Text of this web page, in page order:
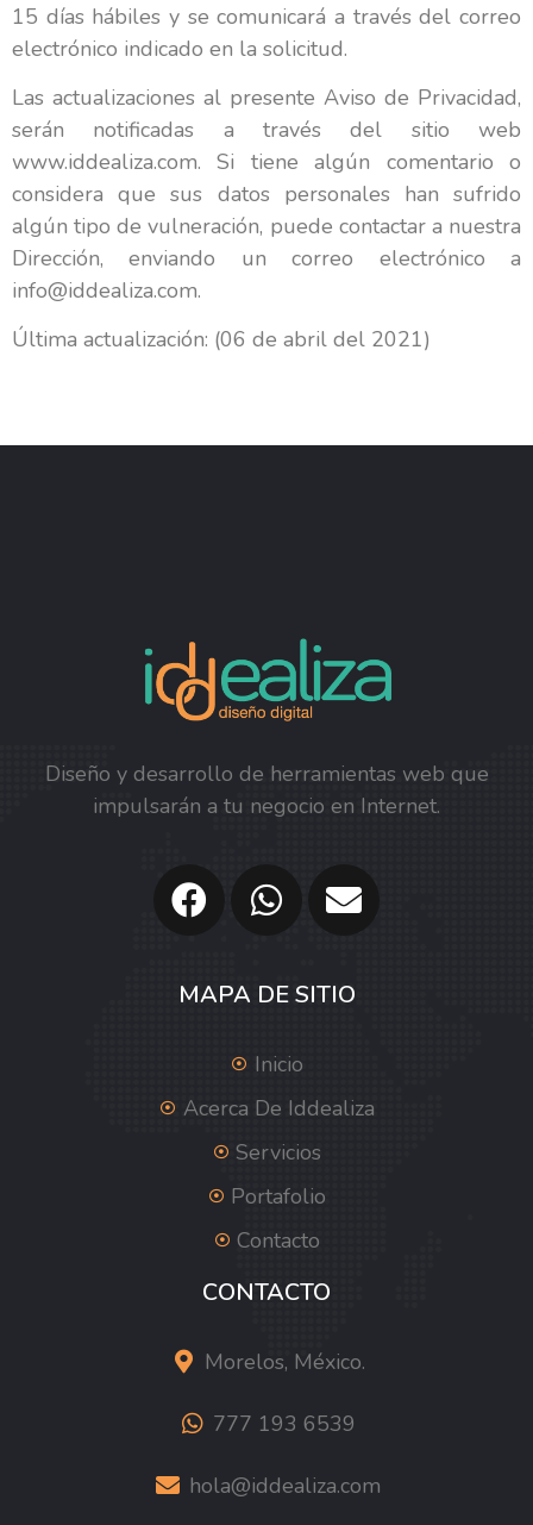
15 días hábiles y se comunicará a través del correo
electrónico indicado en la solicitud.
Las actualizaciones al presente Aviso de Privacidad,
serán notificadas a través del sitio web
www.iddealiza.com. Si tiene algún comentario o
considera que sus datos personales han sufrido
algún tipo de vulneración, puede contactar a nuestra
Dirección, enviando un correo electrónico a
info@iddealiza.com.
Última actualización: (06 de abril del 2021)
Diseño y desarrollo de herramientas web que
impulsarán a tu negocio en Internet.
MAPA DE SITIO
Inicio
Acerca De Iddealiza
Servicios
Portafolio
Contacto
CONTACTO
Morelos, México.
777 193 6539
hola@iddealiza.com